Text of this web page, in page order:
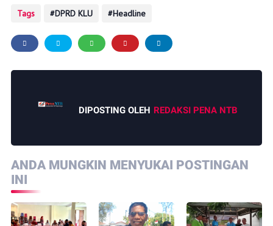
Tags DPRD KLU Headline
DIPOSTING OLEH REDAKSI PENA NTB
ANDA MUNGKIN MENYUKAI POSTINGAN
INI